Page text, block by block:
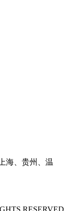
海、贵州、温
RESERVED.